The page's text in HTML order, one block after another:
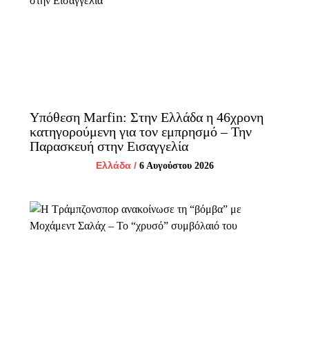
Υπόθεση Marfin: Στην Ελλάδα η 46χρονη
κατηγορούμενη για τον εμπρησμό – Την
Παρασκευή στην Εισαγγελία
Ελλάδα/ 6 Αυγούστου 2026